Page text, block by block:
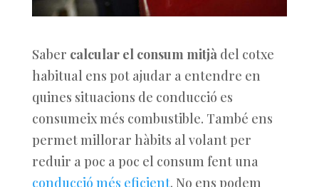
Saber calcular el consum mitjà del cotxe
habitual ens pot ajudar a entendre en
quines situacions de conducció es
consumeix més combustible. També ens
permet millorar hàbits al volant per
reduir a poc a poc el consum fent una
conducció més eficient. No ens podem